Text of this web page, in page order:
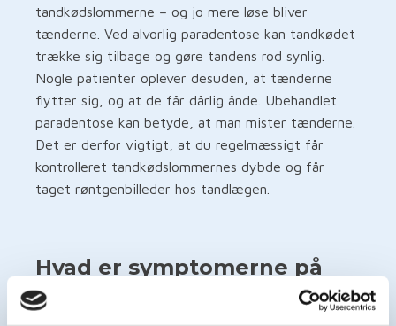
tandkødslommerne – og jo mere løse bliver
tænderne. Ved alvorlig paradentose kan tandkødet
trække sig tilbage og gøre tandens rod synlig.
Nogle patienter oplever desuden, at tænderne
flytter sig, og at de får dårlig ånde. Ubehandlet
paradentose kan betyde, at man mister tænderne.
Det er derfor vigtigt, at du regelmæssigt får
kontrolleret tandkødslommernes dybde og får
taget røntgenbilleder hos tandlægen.
Hvad er symptomerne på
paradentose?